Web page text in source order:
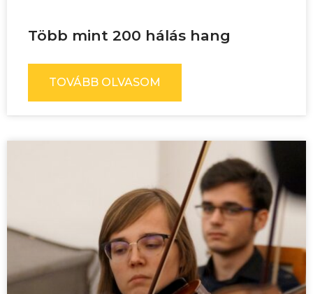
Több mint 200 hálás hang
TOVÁBB OLVASOM